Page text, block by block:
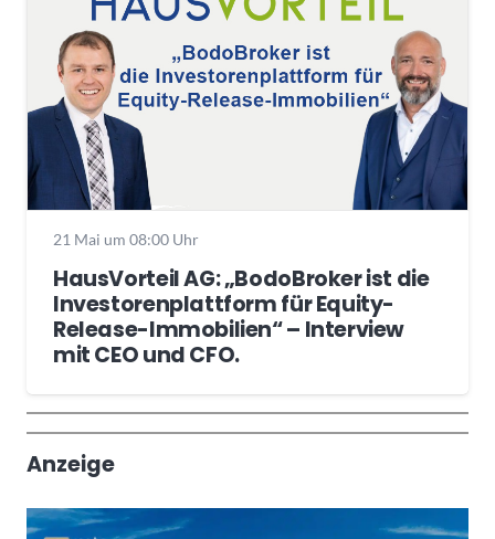
21 Mai um 08:00 Uhr
HausVorteil AG: „BodoBroker ist die
Investorenplattform für Equity-
Release-Immobilien“ – Interview
mit CEO und CFO.
Wochenrückblick
Trendthemen
Anzeige